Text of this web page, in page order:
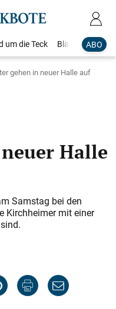
ABO
um die Teck Blaulicht
gehen in neuer Halle auf
Halle
Samstag bei den
Kirchheimer mit einer